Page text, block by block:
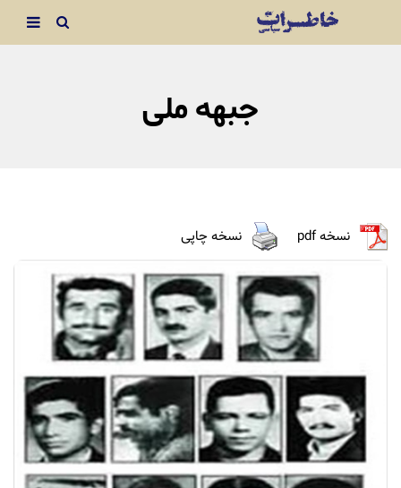
جبهه ملی
نسخه pdf نسخه چاپی